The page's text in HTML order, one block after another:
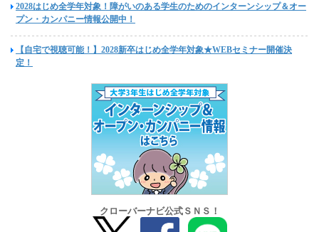
2028はじめ全学年対象！障がいのある学生のためのインターンシップ＆オー
プン・カンパニー情報公開中！
【自宅で視聴可能！】2028新卒はじめ全学年対象★WEBセミナー開催決
定！
クローバーナビ公式ＳＮＳ！